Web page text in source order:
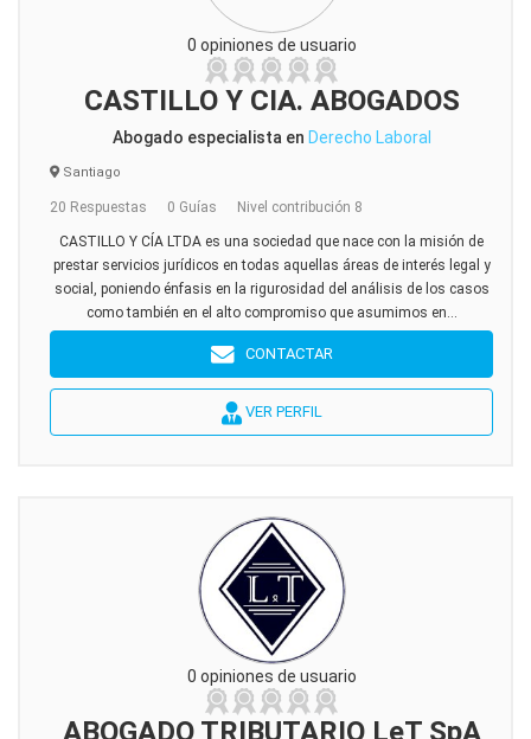
0 opiniones de usuario
CASTILLO Y CIA. ABOGADOS
Abogado especialista en Derecho Laboral
Santiago
20 Respuestas 0 Guías Nivel contribución 8
CASTILLO Y CÍA LTDA es una sociedad que nace con la misión de
prestar servicios jurídicos en todas aquellas áreas de interés legal y
social, poniendo énfasis en la rigurosidad del análisis de los casos
como también en el alto compromiso que asumimos en...
CONTACTAR
VER PERFIL
0 opiniones de usuario
ABOGADO TRIBUTARIO LeT SpA